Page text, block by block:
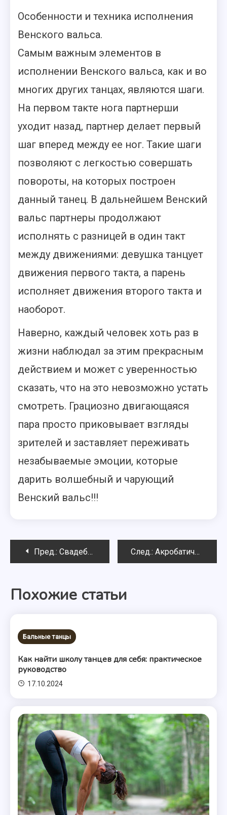
Особенности и техника исполнения
Венского вальса.
Самым важным элементов в
исполнении Венского вальса, как и во
многих других танцах, являются шаги.
На первом такте нога партнерши
уходит назад, партнер делает первый
шаг вперед между ее ног. Такие шаги
позволяют с легкостью совершать
повороты, на которых построен
данный танец. В дальнейшем Венский
вальс партнеры продолжают
исполнять с разницей в один такт
между движениями: девушка танцует
движения первого такта, а парень
исполняет движения второго такта и
наоборот.
Наверно, каждый человек хоть раз в
жизни наблюдал за этим прекрасным
действием и может с уверенностью
сказать, что на это невозможно устать
смотреть. Грациозно двигающаяся
пара просто приковывает взгляды
зрителей и заставляет переживать
незабываемые эмоции, которые
дарить волшебный и чарующий
Венский вальс!!!
Навигация
записям
Пред.: Свадебный танец! Его особенности и постановка След.: Акробатический рок-н-ролл
Похожие статьи
Бальные танцы
Как найти школу танцев для себя: практическое
руководство
17.10.2024